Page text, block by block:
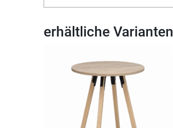
erhältliche Varianten